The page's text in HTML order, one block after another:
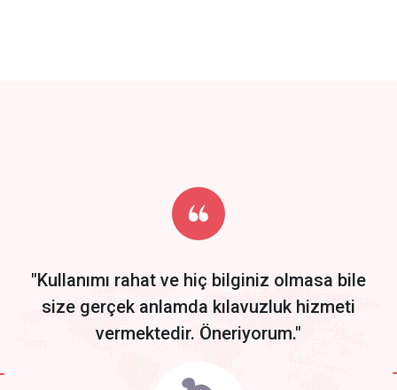
Start by trying our service for 30 days free trial no credit card
required.
"Kullanımı rahat ve hiç bilginiz olmasa bile
size gerçek anlamda kılavuzluk hizmeti
vermektedir. Öneriyorum."